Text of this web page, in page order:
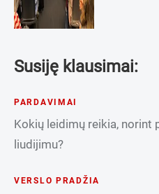
Susiję klausimai:
PARDAVIMAI
Kokių leidimų reikia, norint
liudijimu?
VERSLO PRADŽIA